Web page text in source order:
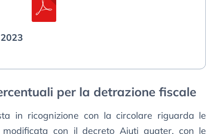
per la detrazione fiscale
in ricognizione con la circolare riguarda le
modificata con il decreto Aiuti quater, con le